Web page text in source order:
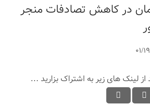
در کاهش تصادفات منجر
01/
از لینک های زیر به اشتراک بزارید …